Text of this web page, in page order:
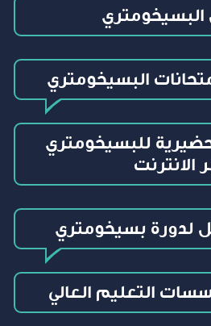
البسيخومتري
البسيخومتري
للبسيخومتري
الانترنت
لدورة بسيخومتري
التعليم العالي